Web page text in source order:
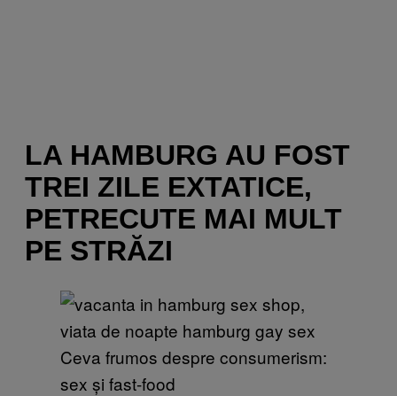
LA HAMBURG AU FOST
TREI ZILE EXTATICE,
PETRECUTE MAI MULT
PE STRĂZI
Ceva frumos despre consumerism:
sex și fast-food